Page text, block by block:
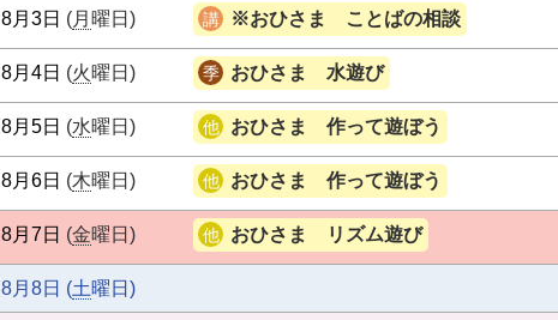
8月3日 (月 曜日 ) ※おひさま ことばの相談
8月4日 (火曜日 ) おひさま 水遊び
8月5日 (水曜日 ) おひさま 作って遊ぼう
8月6日 (木曜日 ) おひさま 作って遊ぼう
8月7日 (金曜日 ) おひさま リズム遊び
8月8日 (土曜日 )